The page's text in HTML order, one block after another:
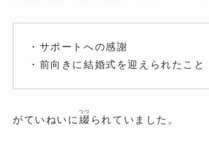
・サポートへの感謝
・前向きに結婚式を迎えられたこと
がていねいに 綴
つづ
られていました。